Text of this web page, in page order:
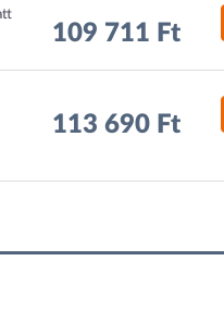
109 711 Ft
113 690 Ft